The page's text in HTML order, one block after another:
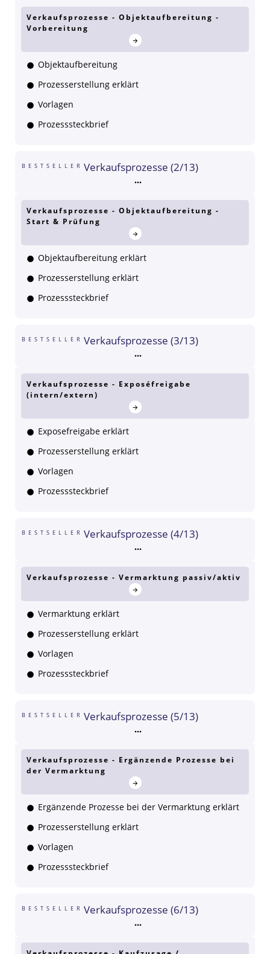
Verkaufsprozesse - Objektaufbereitung -
Vorbereitung
Objektaufbereitung
Prozesserstellung erklärt
Vorlagen
Prozesssteckbrief
BESTSELLER Verkaufsprozesse (2/13)
Verkaufsprozesse - Objektaufbereitung -
Start & Prüfung
Objektaufbereitung erklärt
Prozesserstellung erklärt
Prozesssteckbrief
BESTSELLER Verkaufsprozesse (3/13)
Verkaufsprozesse - Exposéfreigabe
(intern/extern)
Exposefreigabe erklärt
Prozesserstellung erklärt
Vorlagen
Prozesssteckbrief
BESTSELLER Verkaufsprozesse (4/13)
Verkaufsprozesse - Vermarktung passiv/aktiv
Vermarktung erklärt
Prozesserstellung erklärt
Vorlagen
Prozesssteckbrief
BESTSELLER Verkaufsprozesse (5/13)
Verkaufsprozesse - Ergänzende Prozesse bei
der Vermarktung
Ergänzende Prozesse bei der Vermarktung erklärt
Prozesserstellung erklärt
Vorlagen
Prozesssteckbrief
BESTSELLER Verkaufsprozesse (6/13)